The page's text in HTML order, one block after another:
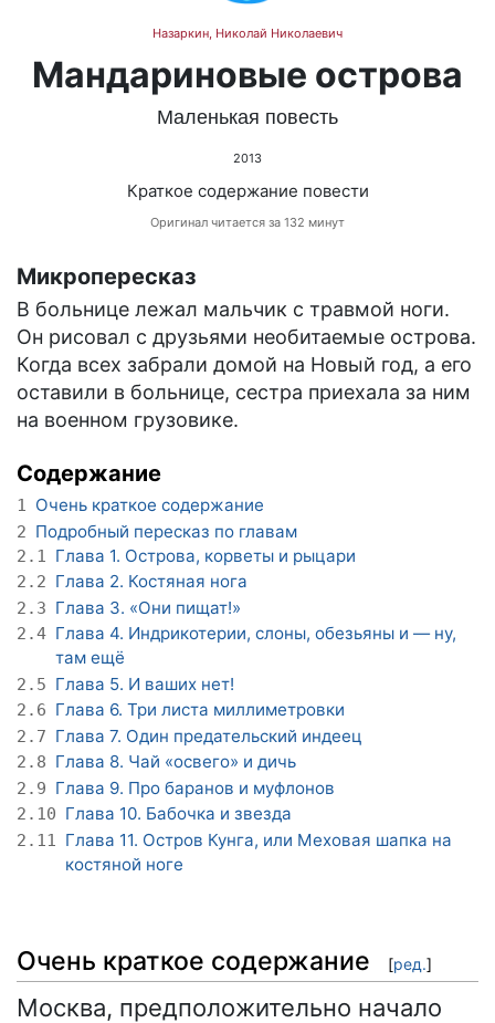
Назаркин, Николай Николаевич
Мандариновые острова
Маленькая повесть
2013
Краткое содержание повести
Оригинал читается за 132 минут
Микропересказ
В больнице лежал мальчик с травмой ноги.
Он рисовал с друзьями необитаемые острова.
Когда всех забрали домой на Новый год, а его
оставили в больнице, сестра приехала за ним
на военном грузовике.
Содержание
1 Очень краткое содержание
2 Подробный пересказ по главам
2.1 Глава 1. Острова, корветы и рыцари
2.2 Глава 2. Костяная нога
2.3 Глава 3. «Они пищат!»
2.4 Глава 4. Индрикотерии, слоны, обезьяны и — ну,
там ещё
2.5 Глава 5. И ваших нет!
2.6 Глава 6. Три листа миллиметровки
2.7 Глава 7. Один предательский индеец
2.8 Глава 8. Чай «освего» и дичь
2.9 Глава 9. Про баранов и муфлонов
2.10 Глава 10. Бабочка и звезда
2.11 Глава 11. Остров Кунга, или Меховая шапка на
костяной ноге
Очень краткое содержание [ред.]
Москва, предположительно начало